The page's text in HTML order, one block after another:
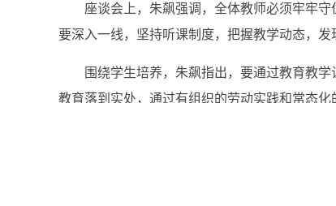
座谈会上，朱飙强调，全体教师必须牢牢
要深入一线，坚持听课制度，把握教学动态，发
围绕学生培养，朱飙指出，要通过教育教
教育落到实处，通过有组织的劳动实践和常态